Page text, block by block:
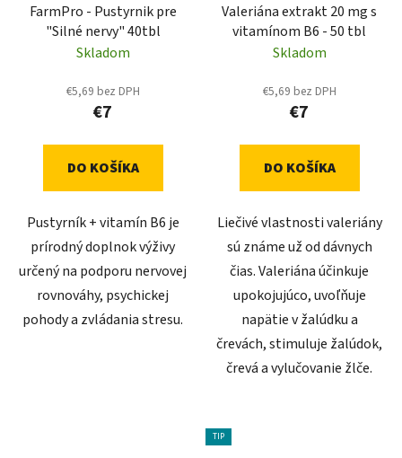
FarmPro - Pustyrnik pre
"Silné nervy" 40tbl
Skladom
€5,69 bez DPH
€7
DO KOŠÍKA
Pustyrník + vitamín B6 je
prírodný doplnok výživy
určený na podporu nervovej
rovnováhy, psychickej
pohody a zvládania stresu.
Valeriána extrakt 20 mg s
vitamínom B6 - 50 tbl
Skladom
€5,69 bez DPH
€7
DO KOŠÍKA
Liečivé vlastnosti valeriány
sú známe už od dávnych
čias. Valeriána účinkuje
upokojujúco, uvoľňuje
napätie v žalúdku a
črevách, stimuluje žalúdok,
črevá a vylučovanie žlče.
TIP